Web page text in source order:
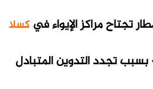
تجتاح مراكز الإيواء فيكسلا
تجدد التدوين المتبادل